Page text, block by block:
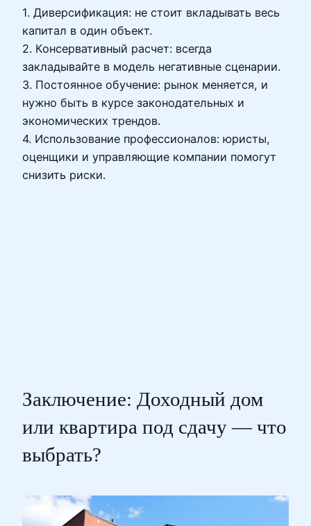
1. Диверсификация: не стоит вкладывать весь
капитал в один объект.
2. Консервативный расчет: всегда
закладывайте в модель негативные сценарии.
3. Постоянное обучение: рынок меняется, и
нужно быть в курсе законодательных и
экономических трендов.
4. Использование профессионалов: юристы,
оценщики и управляющие компании помогут
снизить риски.
Заключение: Доходный дом
или квартира под сдачу — что
выбрать?